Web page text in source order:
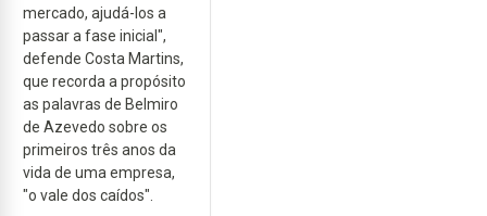
mercado, ajudá-los a
passar a fase inicial",
defende Costa Martins,
que recorda a propósito
as palavras de Belmiro
de Azevedo sobre os
primeiros três anos da
vida de uma empresa,
"o vale dos caídos".